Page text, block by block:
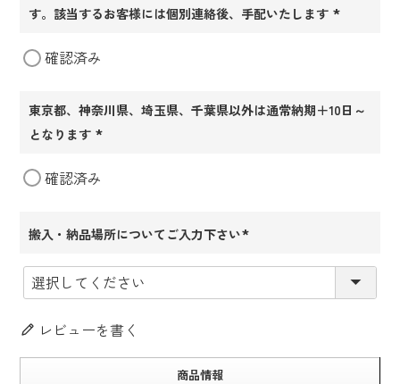
す。該当するお客様には個別連絡後、手配いたします
確認済み
東京都、神奈川県、埼玉県、千葉県以外は通常納期＋10日～
となります
須)
確認済み
搬入・納品場所についてご入力下さい
レビューを書く
商品情報